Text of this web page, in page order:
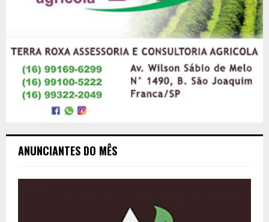
ANUNCIANTES DO MÊS